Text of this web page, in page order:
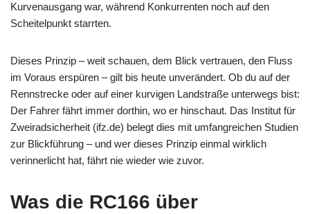
Kurvenausgang war, während Konkurrenten noch auf den
Scheitelpunkt starrten.
Dieses Prinzip – weit schauen, dem Blick vertrauen, den Fluss
im Voraus erspüren – gilt bis heute unverändert. Ob du auf der
Rennstrecke oder auf einer kurvigen Landstraße unterwegs bist:
Der Fahrer fährt immer dorthin, wo er hinschaut. Das Institut für
Zweiradsicherheit (ifz.de) belegt dies mit umfangreichen Studien
zur Blickführung – und wer dieses Prinzip einmal wirklich
verinnerlicht hat, fährt nie wieder wie zuvor.
Was die RC166 über